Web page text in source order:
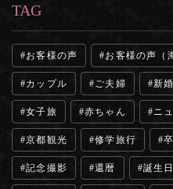
TAG
お客様の声 お客様の声（
カップル ご夫婦 新
女子旅 赤ちゃん ニ
京都観光 修学旅行
記念撮影 還暦 誕生日